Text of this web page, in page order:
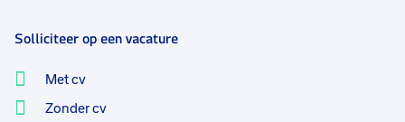
Solliciteer op een vacature
Met cv
Zonder cv